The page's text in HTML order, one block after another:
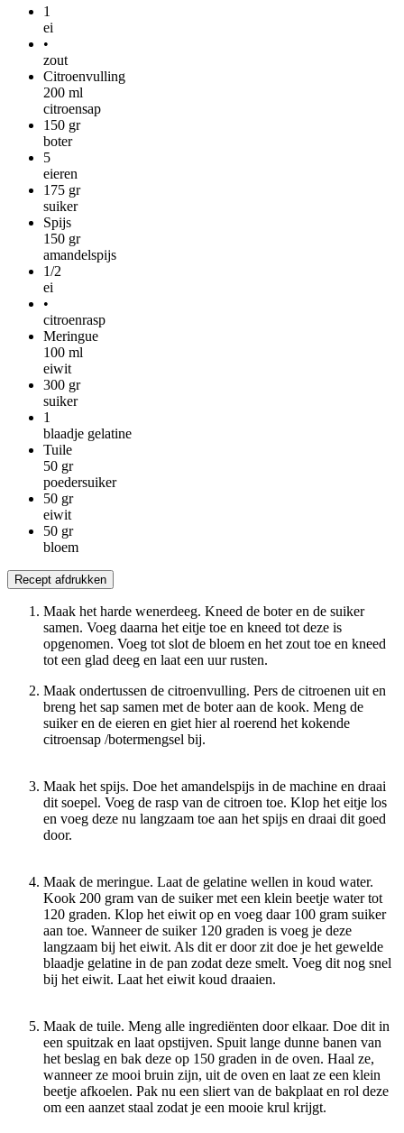
1
ei
•
zout
Citroenvulling
200 ml
citroensap
150 gr
boter
5
eieren
175 gr
suiker
Spijs
150 gr
amandelspijs
1/2
ei
•
citroenrasp
Meringue
100 ml
eiwit
300 gr
suiker
1
blaadje gelatine
Tuile
50 gr
poedersuiker
50 gr
eiwit
50 gr
bloem
Recept afdrukken
Maak het harde wenerdeeg. Kneed de boter en de suiker
samen. Voeg daarna het eitje toe en kneed tot deze is
opgenomen. Voeg tot slot de bloem en het zout toe en kneed
tot een glad deeg en laat een uur rusten.
Maak ondertussen de citroenvulling. Pers de citroenen uit en
breng het sap samen met de boter aan de kook. Meng de
suiker en de eieren en giet hier al roerend het kokende
citroensap /botermengsel bij.
Maak het spijs. Doe het amandelspijs in de machine en draai
dit soepel. Voeg de rasp van de citroen toe. Klop het eitje los
en voeg deze nu langzaam toe aan het spijs en draai dit goed
door.
Maak de meringue. Laat de gelatine wellen in koud water.
Kook 200 gram van de suiker met een klein beetje water tot
120 graden. Klop het eiwit op en voeg daar 100 gram suiker
aan toe. Wanneer de suiker 120 graden is voeg je deze
langzaam bij het eiwit. Als dit er door zit doe je het gewelde
blaadje gelatine in de pan zodat deze smelt. Voeg dit nog snel
bij het eiwit. Laat het eiwit koud draaien.
Maak de tuile. Meng alle ingrediënten door elkaar. Doe dit in
een spuitzak en laat opstijven. Spuit lange dunne banen van
het beslag en bak deze op 150 graden in de oven. Haal ze,
wanneer ze mooi bruin zijn, uit de oven en laat ze een klein
beetje afkoelen. Pak nu een sliert van de bakplaat en rol deze
om een aanzet staal zodat je een mooie krul krijgt.